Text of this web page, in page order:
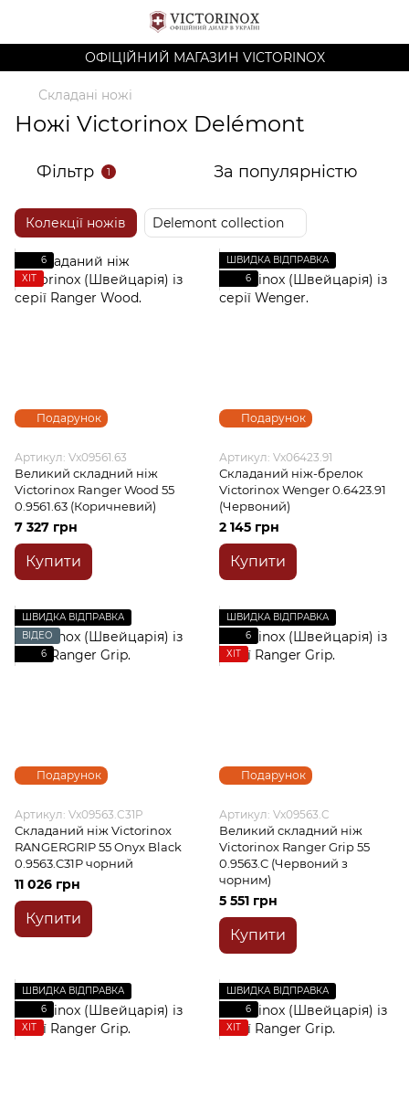
ОФІЦІЙНИЙ МАГАЗИН VICTORINOX
Складані ножі
Ножі Victorinox Delémont
Фільтр 1 За популярністю
Колекції ножів Delemont collection
Подарунок
6
ХІТ
Артикул: Vx09561.63
Великий складний ніж
Victorinox Ranger Wood 55
0.9561.63 (Коричневий)
7 327 грн
Купити
Подарунок
ШВИДКА ВІДПРАВКА
6
Артикул: Vx06423.91
Складаний ніж-брелок
Victorinox Wenger 0.6423.91
(Червоний)
2 145 грн
Купити
Подарунок
ШВИДКА ВІДПРАВКА
ВІДЕО
6
Артикул: Vx09563.C31P
Складаний ніж Victorinox
RANGERGRIP 55 Onyx Black
0.9563.C31P чорний
11 026 грн
Купити
Подарунок
ШВИДКА ВІДПРАВКА
6
ХІТ
Артикул: Vx09563.C
Великий складний ніж
Victorinox Ranger Grip 55
0.9563.C (Червоний з
чорним)
5 551 грн
Купити
ШВИДКА ВІДПРАВКА
6
ХІТ
ШВИДКА ВІДПРАВКА
6
ХІТ